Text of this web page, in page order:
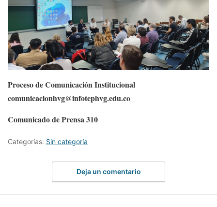
Proceso de Comunicación Institucional
comunicacionhvg@infotephvg.edu.co
Comunicado de Prensa 310
Categorías: Sin categoría
Deja un comentario